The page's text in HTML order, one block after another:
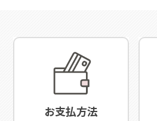
お支払方法